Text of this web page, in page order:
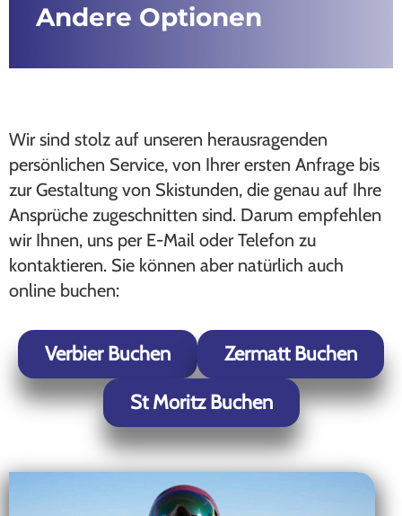
Andere Optionen
Wir sind stolz auf unseren herausragenden
persönlichen Service, von Ihrer ersten Anfrage bis
zur Gestaltung von Skistunden, die genau auf Ihre
Ansprüche zugeschnitten sind. Darum empfehlen
wir Ihnen, uns per E-Mail oder Telefon zu
kontaktieren. Sie können aber natürlich auch
online buchen:
Verbier Buchen
Zermatt Buchen
St Moritz Buchen